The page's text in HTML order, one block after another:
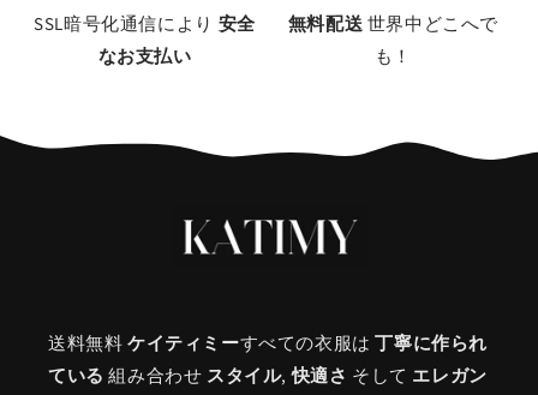
SSL暗号化通信により安全
なお支払い
無料配送世界中どこへで
も！
送料無料ケイティミーすべての衣服は丁寧に作られ
ている 組み合わせ スタイル,快適さ そして エレガン